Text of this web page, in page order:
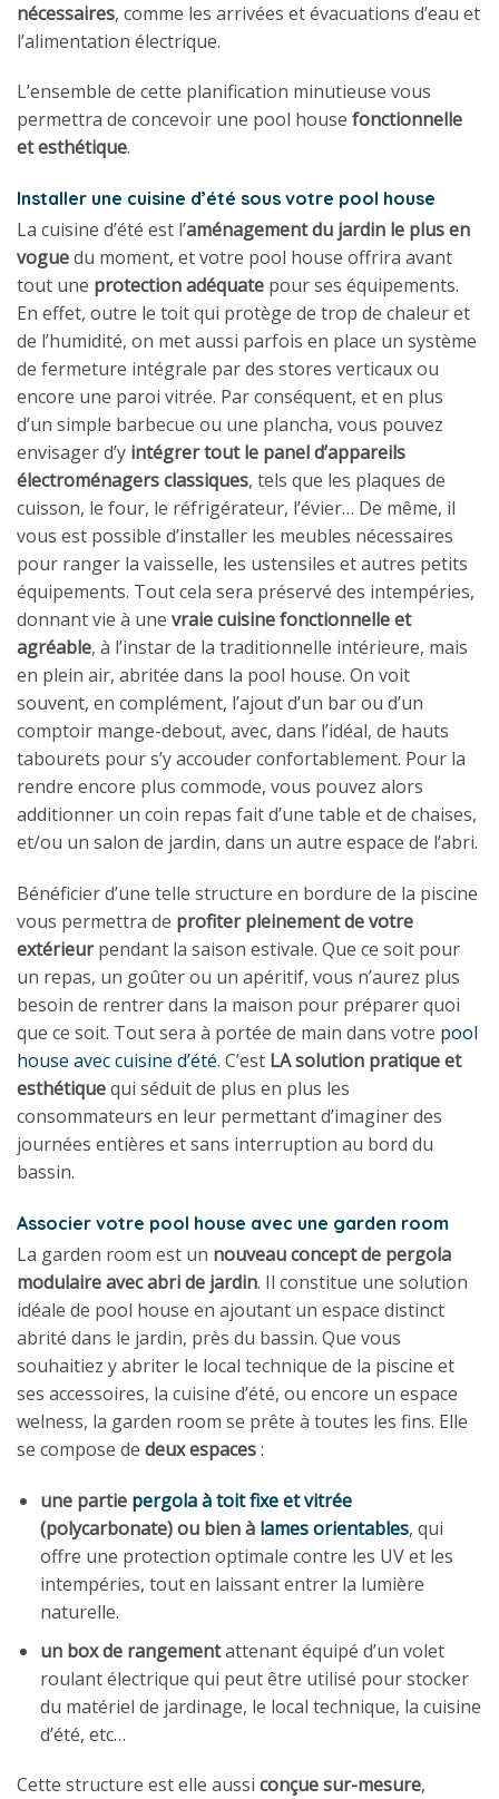
nécessaires, comme les arrivées et évacuations d’eau et
l’alimentation électrique.
L’ensemble de cette planification minutieuse vous
permettra de concevoir une pool house fonctionnelle
et esthétique.
Installer une cuisine d’été sous votre pool house
La cuisine d’été est l’aménagement du jardin le plus en
voguedu moment, et votre pool house offrira avant
tout une protection adéquate pour ses équipements.
En effet, outre le toit qui protège de trop de chaleur et
de l’humidité, on met aussi parfois en place un système
de fermeture intégrale par des stores verticaux ou
encore une paroi vitrée. Par conséquent, et en plus
d’un simple barbecue ou une plancha, vous pouvez
envisager d’y intégrer tout le panel d’appareils
électroménagers classiques, tels que les plaques de
cuisson, le four, le réfrigérateur, l’évier… De même, il
vous est possible d’installer les meubles nécessaires
pour ranger la vaisselle, les ustensiles et autres petits
équipements. Tout cela sera préservé des intempéries,
donnant vie à une vraie cuisine fonctionnelle et
agréable, à l’instar de la traditionnelle intérieure, mais
en plein air, abritée dans la pool house. On voit
souvent, en complément, l’ajout d’un bar ou d’un
comptoir mange-debout, avec, dans l’idéal, de hauts
tabourets pour s’y accouder confortablement. Pour la
rendre encore plus commode, vous pouvez alors
additionner un coin repas fait d’une table et de chaises,
et/ou un salon de jardin, dans un autre espace de l’abri.
Bénéficier d’une telle structure en bordure de la piscine
vous permettra de profiter pleinement de votre
extérieurpendant la saison estivale. Que ce soit pour
un repas, un goûter ou un apéritif, vous n’aurez plus
besoin de rentrer dans la maison pour préparer quoi
que ce soit. Tout sera à portée de main dans votre pool
house avec cuisine d’été. C’est LA solution pratique et
esthétiquequi séduit de plus en plus les
consommateurs en leur permettant d’imaginer des
journées entières et sans interruption au bord du
bassin.
Associer votre pool house avec une garden room
La garden room est un nouveau concept de pergola
modulaire avec abri de jardin. Il constitue une solution
idéale de pool house en ajoutant un espace distinct
abrité dans le jardin, près du bassin. Que vous
souhaitiez y abriter le local technique de la piscine et
ses accessoires, la cuisine d’été, ou encore un espace
welness, la garden room se prête à toutes les fins. Elle
se compose de deux espaces:
une partie pergola à toit fixe et vitrée
(polycarbonate) ou bien à lames orientables, qui
offre une protection optimale contre les UV et les
intempéries, tout en laissant entrer la lumière
naturelle.
un box de rangementattenant équipé d’un volet
roulant électrique qui peut être utilisé pour stocker
du matériel de jardinage, le local technique, la cuisine
d’été, etc…
Cette structure est elle aussi conçue sur-mesure,